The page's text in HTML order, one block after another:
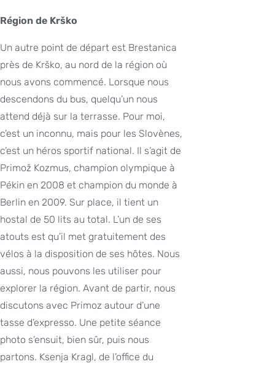
Région de Krško
Un autre point de départ est Brestanica
près de Krško, au nord de la région où
nous avons commencé. Lorsque nous
descendons du bus, quelqu’un nous
attend déjà sur la terrasse. Pour moi,
c’est un inconnu, mais pour les Slovènes,
c’est un héros sportif national. Il s’agit de
Primož Kozmus, champion olympique à
Pékin en 2008 et champion du monde à
Berlin en 2009. Sur place, il tient un
hostal de 50 lits au total. L’un de ses
atouts est qu’il met gratuitement des
vélos à la disposition de ses hôtes. Nous
aussi, nous pouvons les utiliser pour
explorer la région. Avant de partir, nous
discutons avec Primoz autour d’une
tasse d’expresso. Une petite séance
photo s’ensuit, bien sûr, puis nous
partons. Ksenja Kragl, de l’office du